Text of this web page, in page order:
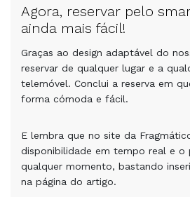
Agora, reservar pelo
ainda mais fácil!
Graças ao design adaptável do
reservar de qualquer lugar e a
telemóvel. Conclui a reserva em
forma cómoda e fácil.
E lembra que no site da
disponibilidade em tempo real e o
qualquer momento, bastando
na página do artigo.